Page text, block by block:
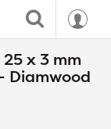
x 3 mm
Diamwood